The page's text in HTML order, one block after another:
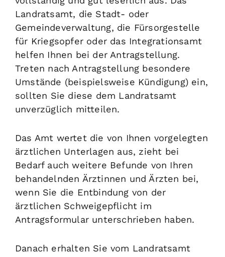
Landratsamt, die Stadt- oder
Gemeindeverwaltung, die Fürsorgestelle
für Kriegsopfer oder das Integrationsamt
helfen Ihnen bei der Antragstellung.
Treten nach Antragstellung besondere
Umstände (beispielsweise Kündigung) ein,
sollten Sie diese dem Landratsamt
unverzüglich mitteilen.
Das Amt wertet die von Ihnen vorgelegten
ärztlichen Unterlagen aus, zieht bei
Bedarf auch weitere Befunde von Ihren
behandelnden Ärztinnen und Ärzten bei,
wenn Sie die Entbindung von der
ärztlichen Schweigepflicht im
Antragsformular unterschrieben haben.
Danach erhalten Sie vom Landratsamt